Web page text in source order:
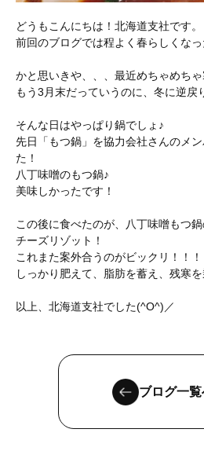
どうもこんにちは！北海道支社です。
前回のブログでは程よく春らしくなっ
かと思いきや、、、最近めちゃめちゃ
もう3月末だっていうのに、冬に逆戻
そんな日はやっぱり鍋でしょ♪
先日「もつ鍋」を協力会社さんのメ
た！
八丁味噌のもつ鍋♪
美味しかったです！
この後に食べたのが、八丁味噌もつ
チーズリゾット！
これまた案外合うのがビックリ！！！
しっかり肥えて、脂肪を蓄え、残寒
以上、北海道支社でした(^O^)／
ブログ一